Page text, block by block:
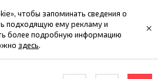
чтобы запоминать сведения о
подходящую ему рекламу и
более подробную информацию
здесь.
×